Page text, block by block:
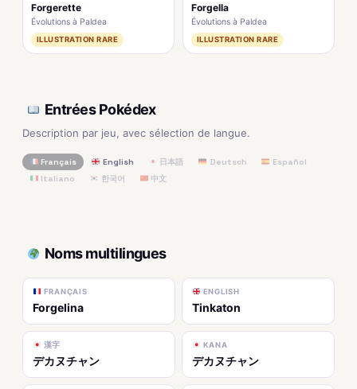
Forgerette
Évolutions à Paldea
ILLUSTRATION RARE
Forgella
Évolutions à Paldea
ILLUSTRATION RARE
Entrées Pokédex
Description par jeu, avec sélection de langue.
Français English 日本語 Deutsch
Español
Italiano
한국어 中文
Noms multilingues
FRANÇAIS
Forgelina
ENGLISH
Tinkaton
漢字
デカヌチャン
KANA
デカヌチャン